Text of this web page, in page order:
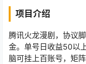
项目介绍
腾讯火龙漫剧，协议
金。单号日收益50以
脑可挂上百账号，矩